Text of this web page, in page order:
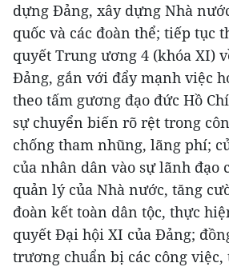
dựng Đảng, xây dựng Nhà
quốc và các đoàn thể; tiếp tục
quyết Trung ương 4 (khóa XI)
Đảng, gắn với đẩy mạnh việc
theo tấm gương đạo đức Hồ
sự chuyển biến rõ rệt trong
chống tham nhũng, lãng phí;
của nhân dân vào sự lãnh đạo
quản lý của Nhà nước, tăng
đoàn kết toàn dân tộc, thực
quyết Đại hội XI của Đảng;
trương chuẩn bị các công